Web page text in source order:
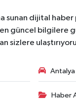
sunan dijital
güncel bilgilere
sizlere
Antalya
Haber